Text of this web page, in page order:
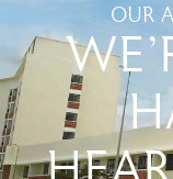
OUR